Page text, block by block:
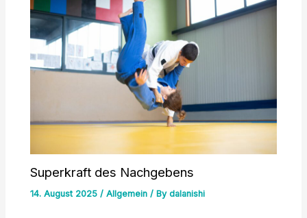
Superkraft des Nachgebens
14. August 2025/Allgemein / Bydalanishi